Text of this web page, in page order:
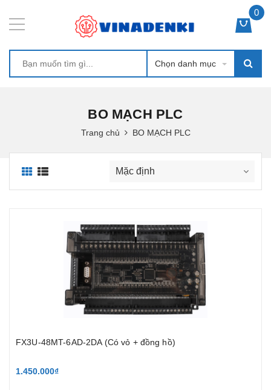
Chọn danh mục
0
BO MẠCH PLC
Trang chủ BO MẠCH PLC
FX3U-48MT-6AD-2DA (Có vỏ + đồng hồ)
1.450.000₫